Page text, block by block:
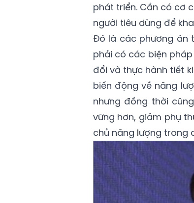
phát triển. Cần có cơ
người tiêu dùng để
Đó là các phương án
phải có các biện
đổi và thực hành tiết
biến động về năng
nhưng đồng thời
vững hơn, giảm phụ
chủ năng lượng trong